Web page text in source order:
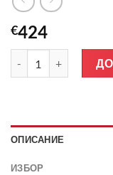
€424
количество за
ОПИСАНИЕ
ИЗБОР